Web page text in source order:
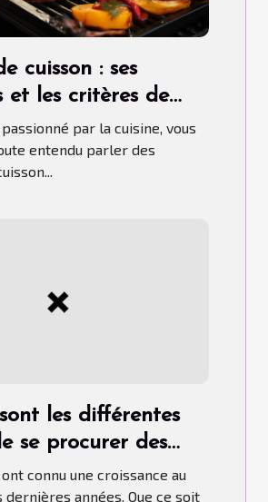
cuisson : ses
et les critères de
un bon usage
par la cuisine, vous
entendu parler des
les différentes
se procurer des
connu une croissance au
dernières années. Que ce soit